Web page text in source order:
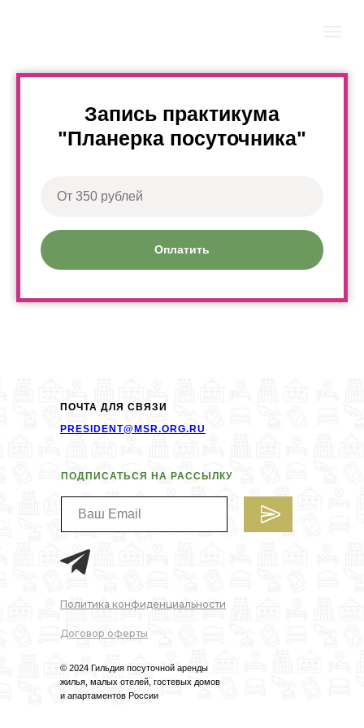
Запись практикума
"Планерка посуточника"
Оплатить
ПОЧТА ДЛЯ СВЯЗИ
© 2024 Гильдия посуточной аренды
жилья, малых отелей, гостевых домов
и апартаментов России
ПОДПИСАТЬСЯ НА РАССЫЛКУ
PRESIDENT@MSR.ORG.RU
Политика конфиденциальности
Договор оферты